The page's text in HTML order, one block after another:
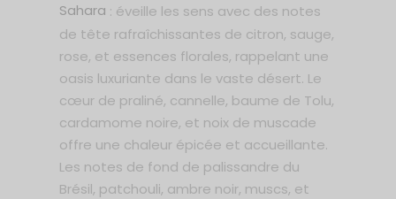
Sahara : éveille les sens avec des notes
de tête rafraîchissantes de citron, sauge,
rose, et essences florales, rappelant une
oasis luxuriante dans le vaste désert. Le
cœur de praliné, cannelle, baume de Tolu,
cardamome noire, et noix de muscade
offre une chaleur épicée et accueillante.
Les notes de fond de palissandre du
Brésil, patchouli, ambre noir, muscs, et